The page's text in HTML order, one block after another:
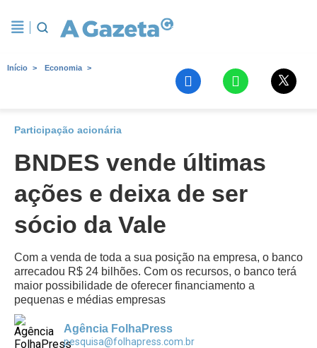
Início Economia
Participação acionária
BNDES vende últimas
ações e deixa de ser
sócio da Vale
Com a venda de toda a sua posição na empresa, o banco
arrecadou R$ 24 bilhões. Com os recursos, o banco terá
maior possibilidade de oferecer financiamento a
pequenas e médias empresas
Agência FolhaPress
pesquisa@folhapress.com.br